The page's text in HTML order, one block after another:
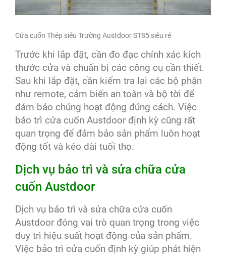
Cửa cuốn Thép siêu Trường Austdoor ST85 siêu rẻ
Trước khi lắp đặt, cần đo đạc chính xác kích
thước cửa và chuẩn bị các công cụ cần thiết.
Sau khi lắp đặt, cần kiểm tra lại các bộ phận
như remote, cảm biến an toàn và bộ tời để
đảm bảo chúng hoạt động đúng cách. Việc
bảo trì cửa cuốn Austdoor định kỳ cũng rất
quan trọng để đảm bảo sản phẩm luôn hoạt
động tốt và kéo dài tuổi thọ.
Dịch vụ bảo trì và sửa chữa cửa
cuốn Austdoor
Dịch vụ bảo trì và sửa chữa cửa cuốn
Austdoor đóng vai trò quan trọng trong việc
duy trì hiệu suất hoạt động của sản phẩm.
Việc bảo trì cửa cuốn định kỳ giúp phát hiện